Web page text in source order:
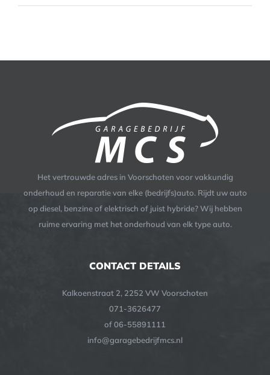
Beslagen
Het vertrouwde adres in Voorschoten voor vakkundig
onderhoud en reparatie van elke (bedrijfs)auto. Rijdt uw auto
op diesel, benzine of elektrisch of juist hybride? Wij hebben
ruime ervaring met het onderhoud van elk type auto.
CONTACT DETAILS
Kalkoenstraat 2, 2252 VW Voorschoten
071-3626477
of 06-55891111
info@garagebedrijfmcs.nl